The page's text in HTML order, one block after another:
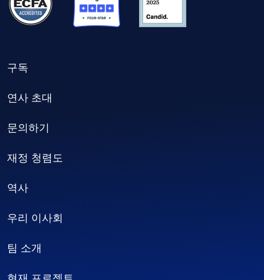
구독
연사 초대
문의하기
재정 청렴도
역사
우리 이사회
팀 소개